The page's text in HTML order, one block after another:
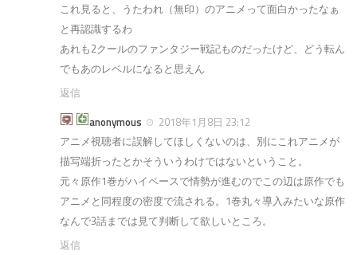
これ見ると、うたわれ（無印）のアニメって面白かったなぁ
と再認識するわ
あれも2クールのファンタジー戦記ものだったけど、どう転ん
でもあのレベルになると思えん
返信
anonymous
2018年1月8日 23:12
アニメ視聴者に誤解してほしくないのは、別にこれアニメが
描写端折ったとかそういうわけではないということ。
元々原作1巻がハイペースで情勢が進むのでこの辺は原作でも
アニメと同程度の密度で流される。1巻丸々導入みたいな原作
なんで3話までは見て判断して欲しいところ。
返信